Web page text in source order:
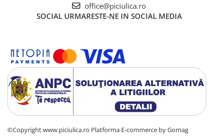
office@piciulica.ro
SOCIAL URMARESTE-NE IN SOCIAL MEDIA
©Copyright www.piciulica.ro Platforma E-commerce by Gomag